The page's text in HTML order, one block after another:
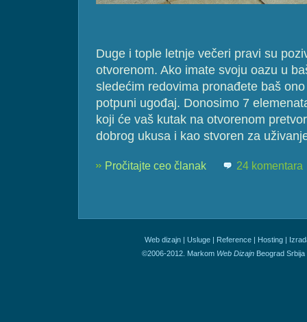
Duge i tople letnje večeri pravi su
otvorenom. Ako imate svoju oazu u
sledećim redovima pronađete baš
potpuni ugođaj. Donosimo 7
koji će vaš kutak na otvorenom
dobrog ukusa i kao stvoren za
Pročitajte ceo članak 24 komentara
Web dizajn | Usluge | Reference | Hosting |
©2006-2012. Markom Web Dizajn Beograd